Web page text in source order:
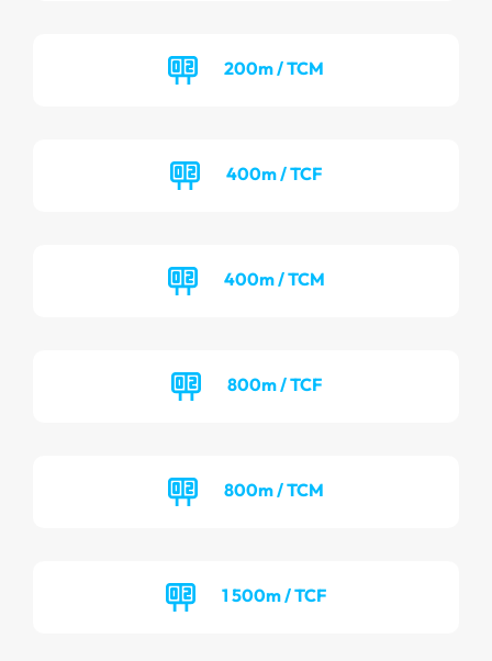
200m / TCM
400m / TCF
400m / TCM
800m / TCF
800m / TCM
1 500m / TCF